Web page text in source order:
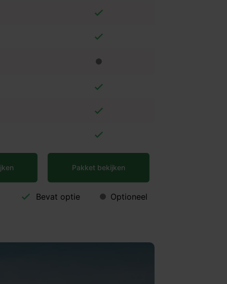
Pakket bekijken
Bevat optie Optioneel